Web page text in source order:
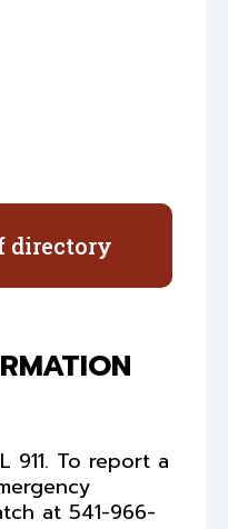
directory
911. To report a
at 541-966-